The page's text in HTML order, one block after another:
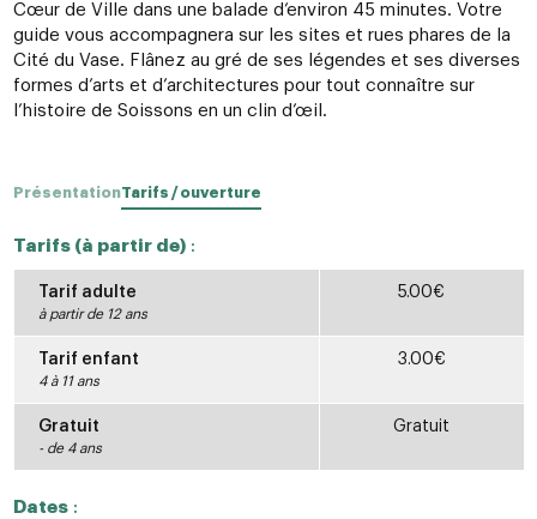
Cœur de Ville dans une balade d’environ 45 minutes. Votre
guide vous accompagnera sur les sites et rues phares de la
Cité du Vase. Flânez au gré de ses légendes et ses diverses
formes d’arts et d’architectures pour tout connaître sur
l’histoire de Soissons en un clin d’œil.
PrésentationTarifs / ouverture
Tarifs (à partir de):
Tarif adulte
à partir de 12 ans
5.00€
Tarif enfant
4 à 11 ans
3.00€
Gratuit
- de 4 ans
Gratuit
Dates: